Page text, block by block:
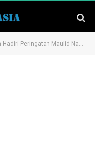
Maulid Nabi di Pesantren Dar Faqih Qur’an